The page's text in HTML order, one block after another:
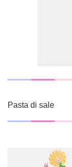
Pasta di sale